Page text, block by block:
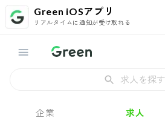
Green iOSアプリ
リアルタイムに通知が受け取れる
求人を探す
企業 求人